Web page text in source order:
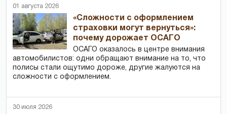
01 августа 2026
«Сложности с оформлением
страховки могут вернуться»:
почему дорожает ОСАГО
ОСАГО оказалось в центре внимания
автомобилистов: одни обращают внимание на то, что
полисы стали ощутимо дороже, другие жалуются на
сложности с оформлением.
30 июля 2026